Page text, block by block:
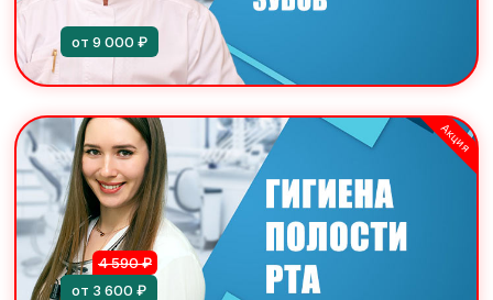
от 9 000 ₽
Акция
4 590 ₽
от 3 600 ₽